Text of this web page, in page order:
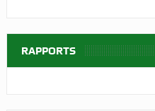
RAPPORTS